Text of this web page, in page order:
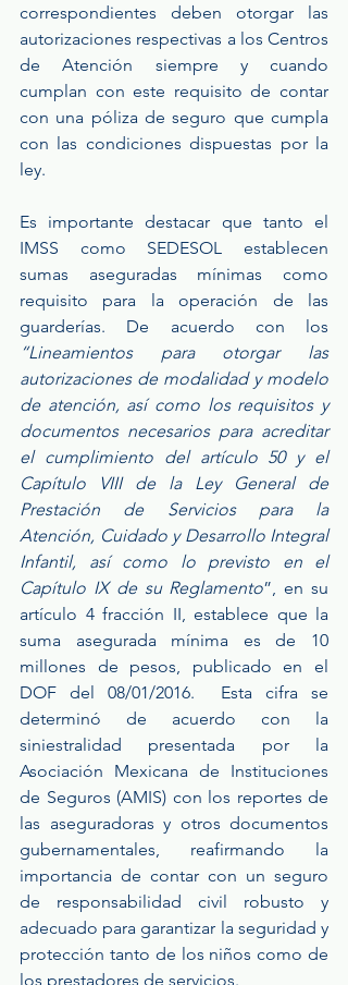
correspondientes deben otorgar las
autorizaciones respectivas a los Centros
de Atención siempre y cuando
cumplan con este requisito de contar
con una póliza de seguro que cumpla
con las condiciones dispuestas por la
ley.
Es importante destacar que tanto el
IMSS como SEDESOL establecen
sumas aseguradas mínimas como
requisito para la operación de las
“Lineamientos para otorgar las
autorizaciones de modalidad y modelo
de atención, así como los requisitos y
documentos necesarios para acreditar
el cumplimiento del artículo 50 y el
Capítulo VIII de la Ley General de
Prestación de Servicios para la
Atención, Cuidado y Desarrollo Integral
Infantil, así como lo previsto en el
Capítulo IX de su Reglamento”, en su
artículo 4 fracción II, establece que la
suma asegurada mínima es de 10
millones de pesos, publicado en el
DOF del 08/01/2016.  Esta cifra se
determinó de acuerdo con la
siniestralidad presentada por la
Asociación Mexicana de Instituciones
de Seguros (AMIS) con los reportes de
las aseguradoras y otros documentos
gubernamentales, reafirmando la
importancia de contar con un seguro
de responsabilidad civil robusto y
adecuado para garantizar la seguridad y
protección tanto de los niños como de
los prestadores de servicios.